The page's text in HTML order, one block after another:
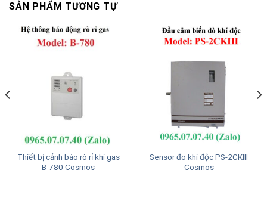
SẢN PHẨM TƯƠNG TỰ
Thiết bị cảnh báo rò rỉ khí gas
B-780 Cosmos
Sensor đo khí độc PS-2CKIII
Cosmos